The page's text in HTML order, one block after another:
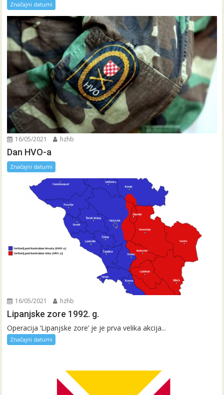
Značajni datumi
16/05/2021 hzhb
Dan HVO-a
Značajni datumi
16/05/2021 hzhb
Lipanjske zore 1992. g.
Operacija ‘Lipanjske zore’ je je prva velika akcija...
Značajni datumi